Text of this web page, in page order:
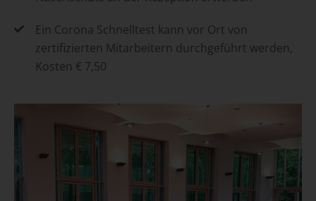
Ein Corona Schnelltest kann vor Ort von
zertifizierten Mitarbeitern durchgeführt werden,
Kosten € 7,50